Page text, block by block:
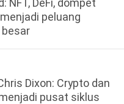
peluang
Dixon: Crypto dan
pusat siklus